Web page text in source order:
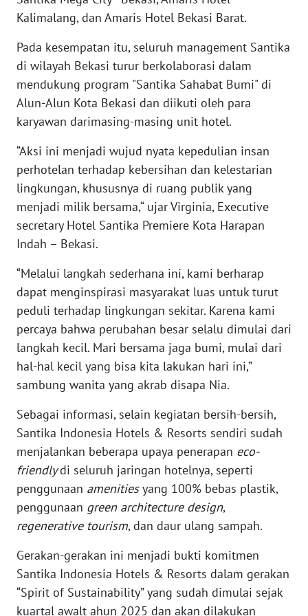
Kalimalang, dan Amaris Hotel Bekasi Barat.
Pada kesempatan itu, seluruh management Santika
di wilayah Bekasi turur berkolaborasi dalam
mendukung program "Santika Sahabat Bumi" di
Alun-Alun Kota Bekasi dan diikuti oleh para
karyawan darimasing-masing unit hotel.
“Aksi ini menjadi wujud nyata kepedulian insan
perhotelan terhadap kebersihan dan kelestarian
lingkungan, khususnya di ruang publik yang
menjadi milik bersama,“ ujar Virginia, Executive
secretary Hotel Santika Premiere Kota Harapan
Indah – Bekasi.
“Melalui langkah sederhana ini, kami berharap
dapat menginspirasi masyarakat luas untuk turut
peduli terhadap lingkungan sekitar. Karena kami
percaya bahwa perubahan besar selalu dimulai dari
langkah kecil. Mari bersama jaga bumi, mulai dari
hal-hal kecil yang bisa kita lakukan hari ini,”
sambung wanita yang akrab disapa Nia.
Sebagai informasi, selain kegiatan bersih-bersih,
Santika Indonesia Hotels & Resorts sendiri sudah
menjalankan beberapa upaya penerapan eco-
friendlydi seluruh jaringan hotelnya, seperti
penggunaan amenitiesyang 100% bebas plastik,
penggunaan green architecture design,
regenerative tourism, dan daur ulang sampah.
Gerakan-gerakan ini menjadi bukti komitmen
Santika Indonesia Hotels & Resorts dalam gerakan
“Spirit of Sustainability” yang sudah dimulai sejak
kuartal awalt ahun 2025 dan akan dilakukan
KALTARA
WN
KALSEL
KALTIM
WN
SULSEL
WN
GORONTALO
WN
SULUT
WN
MALUKU
WN
WN
DAIRI
WN
DANAU
WN
NIAS
WN